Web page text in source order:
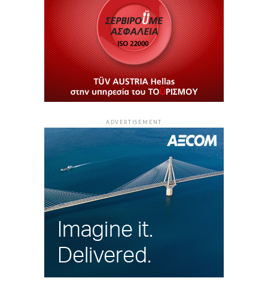
ADVERTISEMENT